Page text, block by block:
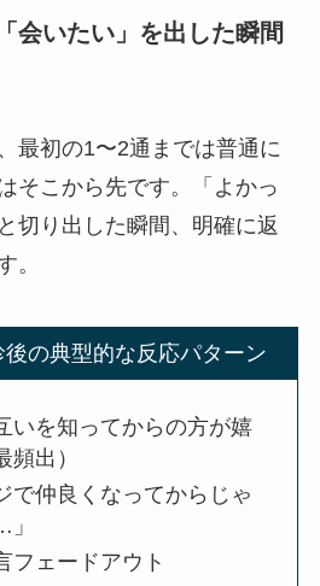
会いたい」を出した瞬間
最初の1〜2通までは普通に
そこから先です。「よかっ
切り出した瞬間、明確に返
。
後の典型的な反応パターン
いを知ってからの方が嬉
頻出）
で仲良くなってからじゃ
フェードアウト